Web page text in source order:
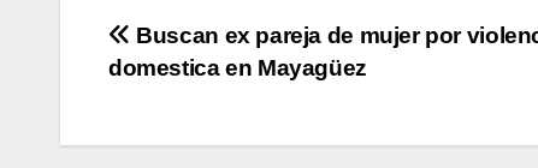
Navegación
entradas
Buscan ex pareja de mujer por
domestica en Mayagüez